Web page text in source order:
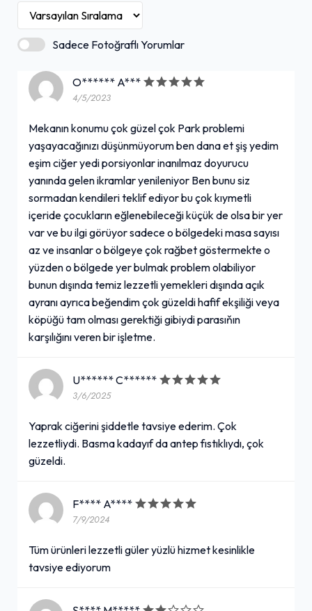
Sadece Fotoğraflı Yorumlar
O****** A***
4/5/2023
Mekanın konumu çok güzel çok Park problemi
yaşayacağınızı düşünmüyorum ben dana et şiş yedim
eşim ciğer yedi porsiyonlar inanılmaz doyurucu
yanında gelen ikramlar yenileniyor Ben bunu siz
sormadan kendileri teklif ediyor bu çok kıymetli
içeride çocukların eğlenebileceği küçük de olsa bir yer
var ve bu ilgi görüyor sadece o bölgedeki masa sayısı
az ve insanlar o bölgeye çok rağbet göstermekte o
yüzden o bölgede yer bulmak problem olabiliyor
bunun dışında temiz lezzetli yemekleri dışında açık
ayranı ayrıca beğendim çok güzeldi hafif ekşiliği veya
köpüğü tam olması gerektiği gibiydi parasıňın
karşılığını veren bir işletme.
U****** C******
3/6/2025
Yaprak ciğerini şiddetle tavsiye ederim. Çok
lezzetliydi. Basma kadayıf da antep fıstıklıydı, çok
güzeldi.
F**** A****
7/9/2024
Tüm ürünleri lezzetli güler yüzlü hizmet kesinlikle
tavsiye ediyorum